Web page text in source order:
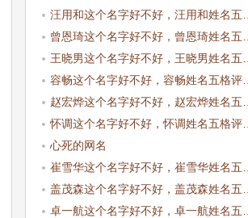
汪用和这个名字好不好，汪用和姓名五…
曾恩琦这个名字好不好，曾恩琦姓名五…
王晓男这个名字好不好，王晓男姓名五…
容畅这个名字好不好，容畅姓名五格评…
赵宏烨这个名字好不好，赵宏烨姓名五…
怀调这个名字好不好，怀调姓名五格评…
心死的网名
崔雪华这个名字好不好，崔雪华姓名五…
盖茂森这个名字好不好，盖茂森姓名五…
卓一航这个名字好不好，卓一航姓名五…